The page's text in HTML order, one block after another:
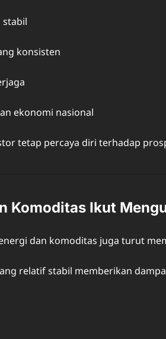
stabil
konsisten
ekonomi nasional
tetap percaya diri terhadap
Komoditas Ikut
dan komoditas juga turut
relatif stabil memberikan